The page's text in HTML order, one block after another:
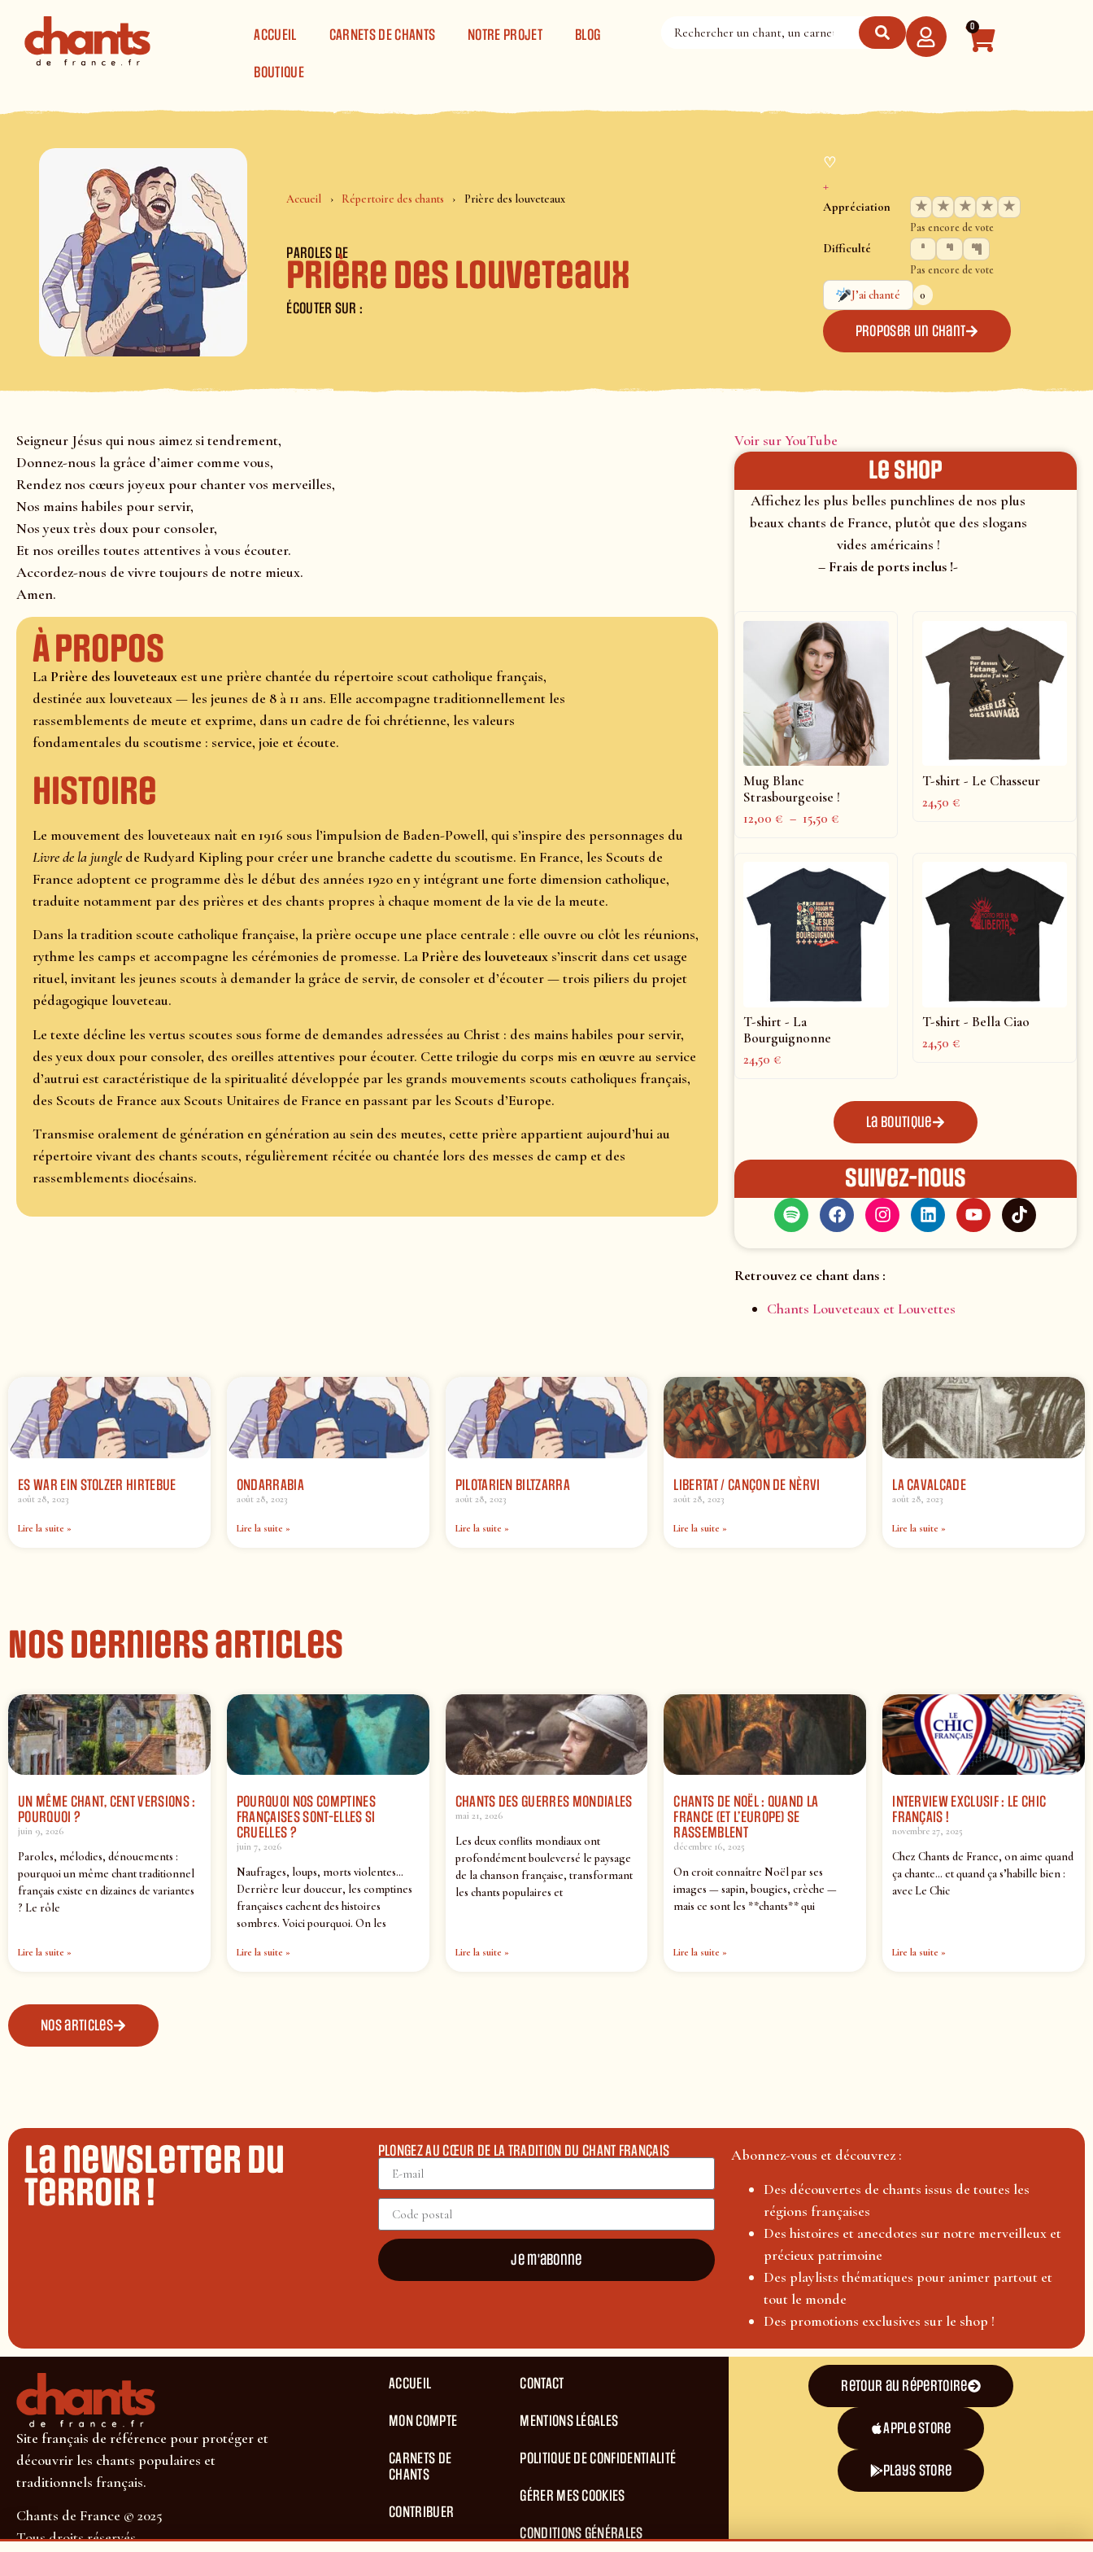
ACCUEIL
CARNETS DE CHANTS NOTRE PROJET BLOG
BOUTIQUE
0
Accueil Répertoire des chants Prière des louveteaux
PAROLES DE
Prière des louveteaux
ÉCOUTER SUR :
♡
+
Appréciation ★ ★ ★ ★ ★
Pas encore de vote
Difficulté
Pas encore de vote
J’ai chanté
0
Proposer un chant
Seigneur Jésus qui nous aimez si tendrement,
Donnez-nous la grâce d’aimer comme vous,
Rendez nos cœurs joyeux pour chanter vos merveilles,
Nos mains habiles pour servir,
Nos yeux très doux pour consoler,
Et nos oreilles toutes attentives à vous écouter.
Accordez-nous de vivre toujours de notre mieux.
Amen.
À propos
La Prière des louveteaux est une prière chantée du répertoire scout catholique français,
destinée aux louveteaux — les jeunes de 8 à 11 ans. Elle accompagne traditionnellement les
rassemblements de meute et exprime, dans un cadre de foi chrétienne, les valeurs
fondamentales du scoutisme : service, joie et écoute.
Histoire
Le mouvement des louveteaux naît en 1916 sous l’impulsion de Baden-Powell, qui s’inspire des personnages du
Livre de la jungle de Rudyard Kipling pour créer une branche cadette du scoutisme. En France, les Scouts de
France adoptent ce programme dès le début des années 1920 en y intégrant une forte dimension catholique,
traduite notamment par des prières et des chants propres à chaque moment de la vie de la meute.
Dans la tradition scoute catholique française, la prière occupe une place centrale : elle ouvre ou clôt les réunions,
rythme les camps et accompagne les cérémonies de promesse. La Prière des louveteaux s’inscrit dans cet usage
rituel, invitant les jeunes scouts à demander la grâce de servir, de consoler et d’écouter — trois piliers du projet
pédagogique louveteau.
Le texte décline les vertus scoutes sous forme de demandes adressées au Christ : des mains habiles pour servir,
des yeux doux pour consoler, des oreilles attentives pour écouter. Cette trilogie du corps mis en œuvre au service
d’autrui est caractéristique de la spiritualité développée par les grands mouvements scouts catholiques français,
des Scouts de France aux Scouts Unitaires de France en passant par les Scouts d’Europe.
Transmise oralement de génération en génération au sein des meutes, cette prière appartient aujourd’hui au
répertoire vivant des chants scouts, régulièrement récitée ou chantée lors des messes de camp et des
rassemblements diocésains.
Voir sur YouTube
le shop
Affichez les plus belles punchlines de nos plus
beaux chants de France, plutôt que des slogans
vides américains !
– Frais de ports inclus !-
Mug Blanc
Strasbourgeoise !
12,00€ – 15,50€
T-shirt - Le Chasseur
24,50€
T-shirt - La
Bourguignonne
24,50€
T-shirt - Bella Ciao
24,50€
La boutique
Suivez-nous
Retrouvez ce chant dans :
Chants Louveteaux et Louvettes
ES WAR EIN STOLZER HIRTEBUE
août 28, 2023
Lire la suite »
ONDARRABIA
août 28, 2023
Lire la suite »
PILOTARIEN BILTZARRA
août 28, 2023
Lire la suite »
LIBERTAT / CANÇON DE NÈRVI
août 28, 2023
Lire la suite »
LA CAVALCADE
août 28, 2023
Lire la suite »
Nos derniers articles
UN MÊME CHANT, CENT VERSIONS :
POURQUOI ?
juin 9, 2026
Paroles, mélodies, dénouements :
pourquoi un même chant traditionnel
français existe en dizaines de variantes
? Le rôle
Lire la suite »
POURQUOI NOS COMPTINES
FRANÇAISES SONT-ELLES SI
CRUELLES ?
juin 7, 2026
Naufrages, loups, morts violentes…
Derrière leur douceur, les comptines
françaises cachent des histoires
sombres. Voici pourquoi. On les
Lire la suite »
CHANTS DES GUERRES MONDIALES
mai 21, 2026
Les deux conflits mondiaux ont
profondément bouleversé le paysage
de la chanson française, transformant
les chants populaires et
Lire la suite »
CHANTS DE NOËL : QUAND LA
FRANCE (ET L’EUROPE) SE
RASSEMBLENT
décembre 16, 2025
On croit connaître Noël par ses
images — sapin, bougies, crèche —
mais ce sont les **chants** qui
Lire la suite »
INTERVIEW EXCLUSIF : LE CHIC
FRANÇAIS !
novembre 27, 2025
Chez Chants de France, on aime quand
ça chante… et quand ça s’habille bien :
avec Le Chic
Lire la suite »
Nos articles
La newsletter du
terroir !
PLONGEZ AU CŒUR DE LA TRADITION DU CHANT FRANÇAIS
Je m'abonne
Abonnez-vous et découvrez :
Des découvertes de chants issus de toutes les
régions françaises
Des histoires et anecdotes sur notre merveilleux et
précieux patrimoine
Des playlists thématiques pour animer partout et
tout le monde
Des promotions exclusives sur le shop !
Site français de référence pour protéger et
découvrir les chants populaires et
traditionnels français.
Chants de France © 2025
Tous droits réservés
ACCUEIL
MON COMPTE
CARNETS DE
CHANTS
CONTRIBUER
CONTACT
MENTIONS LÉGALES
POLITIQUE DE CONFIDENTIALITÉ
GÉRER MES COOKIES
CONDITIONS GÉNÉRALES
Retour au répertoire
Apple Store
plays store